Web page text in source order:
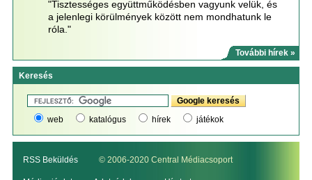
"Tisztességes együttműködésben vagyunk velük, és
a jelenlegi körülmények között nem mondhatunk le
róla."
További hírek »
Keresés
web katalógus hírek játékok
RSS Beküldés © 2006-2020 Central Médiacsoport